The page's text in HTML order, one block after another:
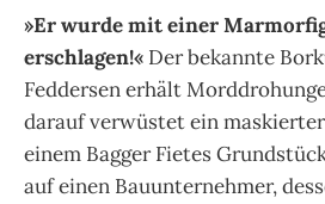
»Er wurde mit einer
erschlagen!« Der bekannte
Feddersen erhält
darauf verwüstet ein
einem Bagger Fietes
auf einen Bauunternehmer,